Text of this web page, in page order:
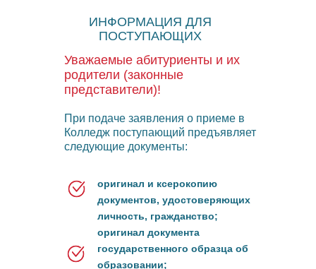
ИНФОРМАЦИЯ ДЛЯ
ПОСТУПАЮЩИХ
оригинал и ксерокопию
документов, удостоверяющих
личность, гражданство;
оригинал документа
государственного образца об
образовании;
Уважаемые абитуриенты и их
родители (законные
представители)!
При подаче заявления о приеме в
Колледж поступающий предъявляет
следующие документы: